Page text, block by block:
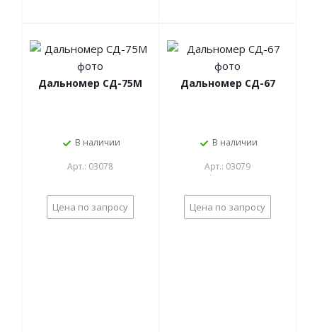
Дальномер СД-75М
В наличии
Арт.: 03078
Цена по запросу
Дальномер СД-67
В наличии
Арт.: 03079
Цена по запросу